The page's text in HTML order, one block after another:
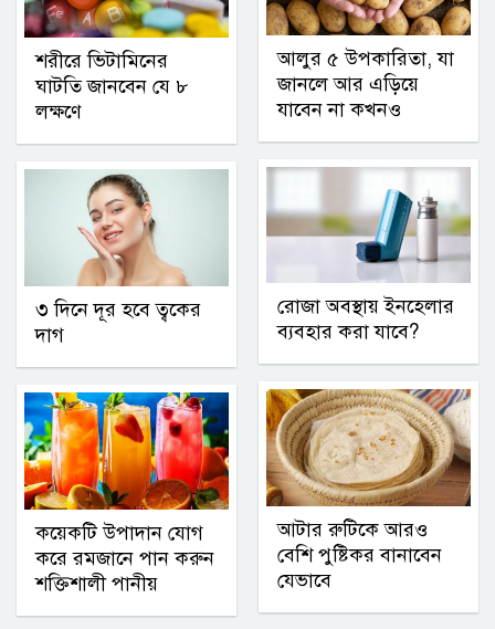
শরীরে ভিটামিনের
ঘাটতি জানবেন যে ৮
লক্ষণে
৩ দিনে দূর হবে ত্বকের
দাগ
কয়েকটি উপাদান যোগ
করে রমজানে পান করুন
শক্তিশালী পানীয়
আলুর ৫ উপকারিতা, যা
জানলে আর এড়িয়ে
যাবেন না কখনও
রোজা অবস্থায় ইনহেলার
ব্যবহার করা যাবে?
আটার রুটিকে আরও
বেশি পুষ্টিকর বানাবেন
যেভাবে